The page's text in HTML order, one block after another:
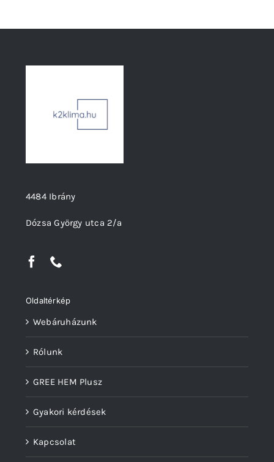
4484 Ibrány
Dózsa György utca 2/a
Oldaltérkép
Webáruházunk
Rólunk
GREE HEM Plusz
Gyakori kérdések
Kapcsolat